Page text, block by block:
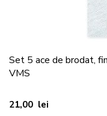
Set 5 ace de brodat, finete 75, Schmetz 130/705 H-E
VMS
21,00 lei